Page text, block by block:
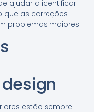
ajudar a identificar
que as correções
problemas maiores.
estão sempre